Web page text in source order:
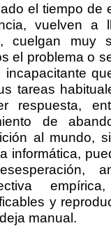
el tiempo de
vuelven a
cuelgan muy
el problema o
incapacitante
tareas
respuesta,
de
al mundo,
informática,
y
manual.